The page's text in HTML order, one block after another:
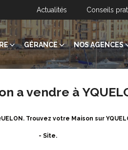
Actualités Conseils
GÉRANCE NOS AGENCES
a vendre à
Trouvez votre Maison sur
- Site.